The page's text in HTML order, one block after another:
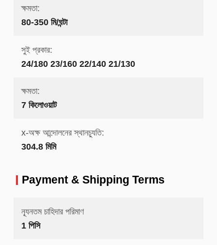
ক্ষমতা:
80-350 মি/ঘন্টা
সুই প্রকার:
24/180 23/160 22/140 21/130
ক্ষমতা:
7 কিলোওয়াট
x-অক্ষ আন্দোলনের স্থানচ্যুতি:
304.8 মিমি
Payment & Shipping Terms
ন্যূনতম চাহিদার পরিমাণ
1 পিসি